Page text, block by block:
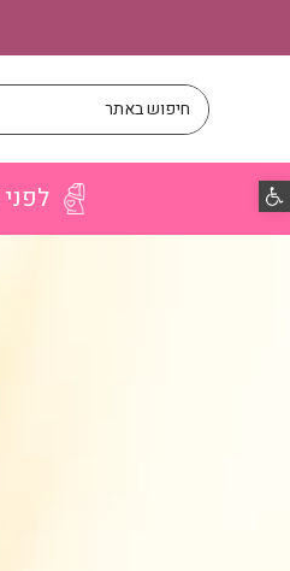
פתח סרגל נגישות